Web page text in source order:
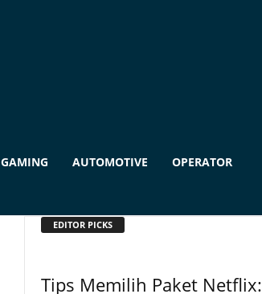
GAMING AUTOMOTIVE OPERATOR
EDITOR PICKS
Tips Memilih Paket Netflix: